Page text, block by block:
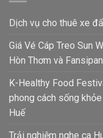
Dịch vụ cho thuê xe
Giá Vé Cáp Treo Sun
Hòn Thơm và Fansipan
K-Healthy Food
phong cách sống
Huế
Trải nghiệm nghe ca